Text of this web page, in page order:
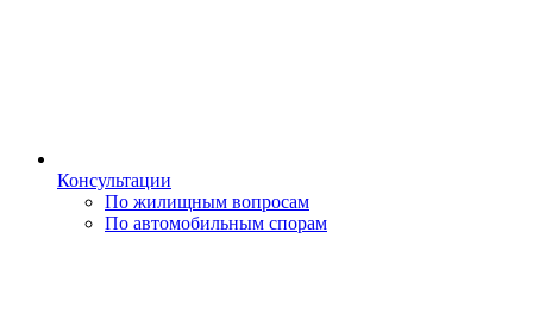
Консультации
По жилищным вопросам
По автомобильным спорам